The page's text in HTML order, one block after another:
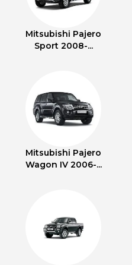
Mitsubishi Pajero
Sport 2008-...
Mitsubishi Pajero
Wagon IV 2006-...